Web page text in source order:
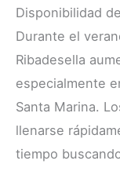
Disponibilidad
Durante el
Ribadesella
especialmente
Santa Marina.
llenarse
tiempo